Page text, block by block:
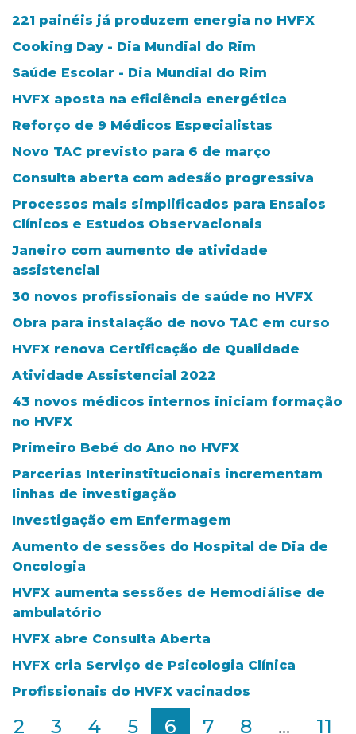
221 painéis já produzem energia no HVFX
Cooking Day - Dia Mundial do Rim
Saúde Escolar - Dia Mundial do Rim
HVFX aposta na eficiência energética
Reforço de 9 Médicos Especialistas
Novo TAC previsto para 6 de março
Consulta aberta com adesão progressiva
Processos mais simplificados para Ensaios
Clínicos e Estudos Observacionais
Janeiro com aumento de atividade
assistencial
30 novos profissionais de saúde no HVFX
Obra para instalação de novo TAC em curso
HVFX renova Certificação de Qualidade
Atividade Assistencial 2022
43 novos médicos internos iniciam formação
no HVFX
Primeiro Bebé do Ano no HVFX
Parcerias Interinstitucionais incrementam
linhas de investigação
Investigação em Enfermagem
Aumento de sessões do Hospital de Dia de
Oncologia
HVFX aumenta sessões de Hemodiálise de
ambulatório
HVFX abre Consulta Aberta
HVFX cria Serviço de Psicologia Clínica
Profissionais do HVFX vacinados
2 3 4 5 6 7 8 ... 11